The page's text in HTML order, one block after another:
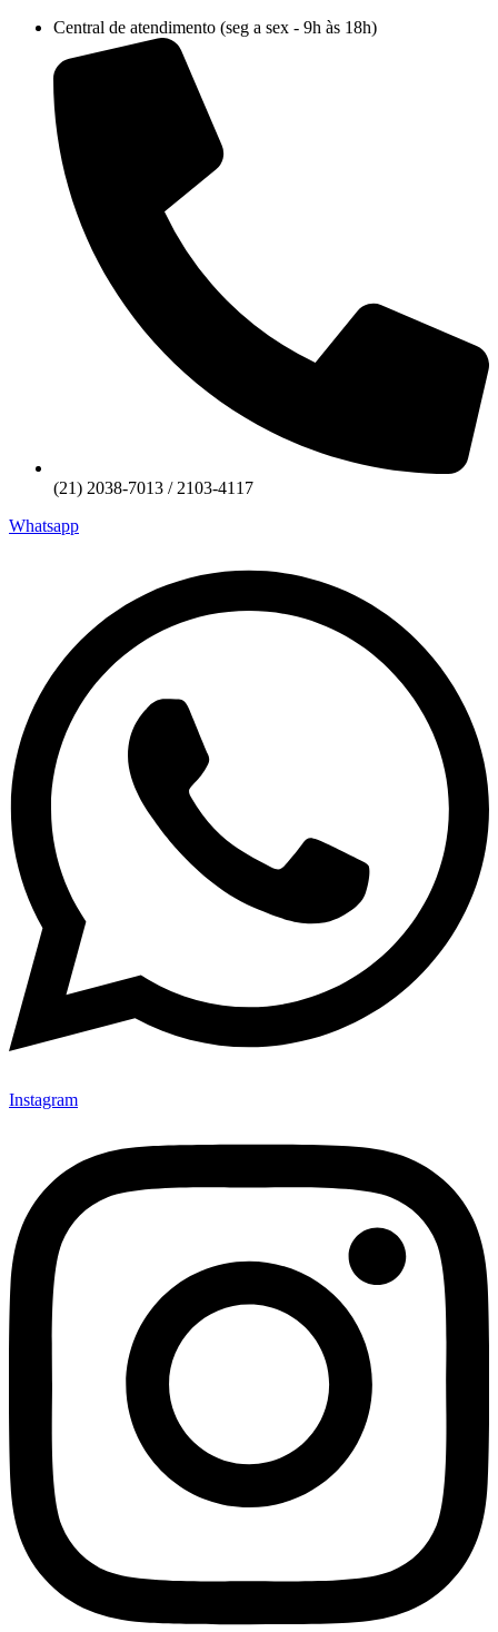
conteúdo
Central de atendimento (seg a sex - 9h às 18h)
(21) 2038-7013 / 2103-4117
Whatsapp
Instagram